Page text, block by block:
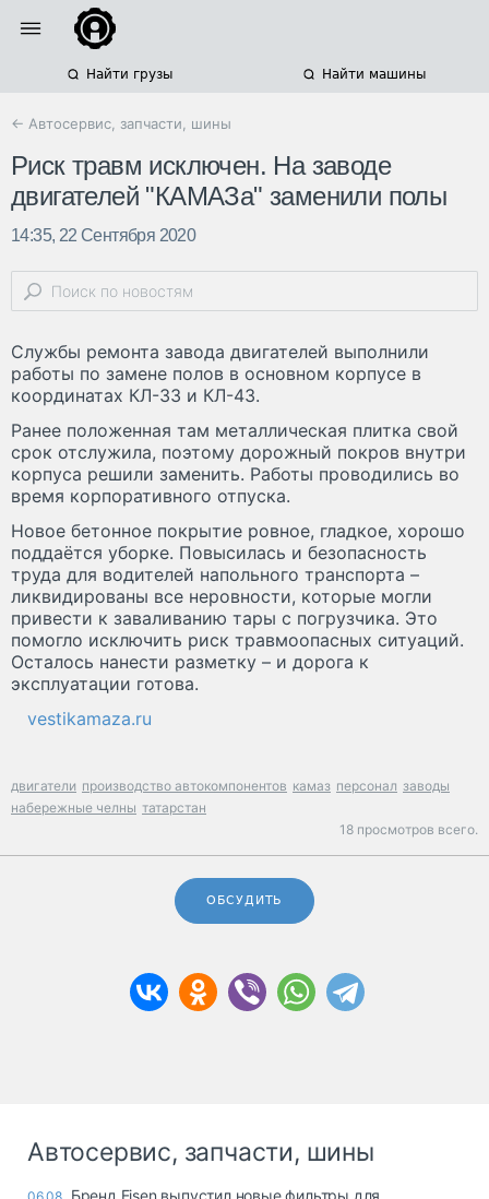
Найти грузы Найти машины
← Автосервис, запчасти, шины
Риск травм исключен. На заводе
двигателей "КАМАЗа" заменили полы
14:35, 22 Сентября 2020
Службы ремонта завода двигателей выполнили
работы по замене полов в основном корпусе в
координатах КЛ-33 и КЛ-43.
Ранее положенная там металлическая плитка свой
срок отслужила, поэтому дорожный покров внутри
корпуса решили заменить. Работы проводились во
время корпоративного отпуска.
Новое бетонное покрытие ровное, гладкое, хорошо
поддаётся уборке. Повысилась и безопасность
труда для водителей напольного транспорта –
ликвидированы все неровности, которые могли
привести к заваливанию тары с погрузчика. Это
помогло исключить риск травмоопасных ситуаций.
Осталось нанести разметку – и дорога к
эксплуатации готова.
vestikamaza.ru
двигатели производство автокомпонентов камаз персонал заводы
набережные челны татарстан
18 просмотров всего.
ОБСУДИТЬ
Автосервис, запчасти, шины
Бренд Eisen выпустил новые фильтры для